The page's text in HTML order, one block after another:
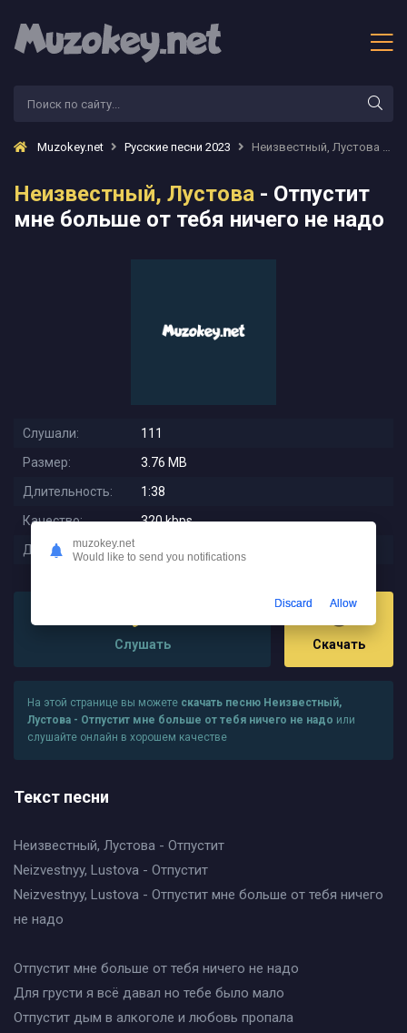
Muzokey.net Русские песни 2023 Неизвестный, Лустова - Отпустит мне больше от тебя ничего не надо
Неизвестный, Лустова - Отпустит
мне больше от тебя ничего не надо
Слушали:
111
Размер:
3.76 MB
Длительность:
1:38
Качество:
320 kbps
Дата релиза:
2024-01-15 10:01:16
Слушать Скачать
На этой странице вы можете скачать песню Неизвестный,
Лустова - Отпустит мне больше от тебя ничего не надо или
слушайте онлайн в хорошем качестве
Текст песни
Неизвестный, Лустова - Отпустит
Neizvestnyy, Lustova - Отпустит
Neizvestnyy, Lustova - Отпустит мне больше от тебя ничего
не надо
Отпустит мне больше от тебя ничего не надо
Для грусти я всё давал но тебе было мало
Отпустит дым в алкоголе и любовь пропала
muzokey.net
Would like to send you notifications
Discard Allow